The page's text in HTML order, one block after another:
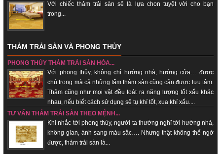
Với chiếc thảm trải sàn sẽ là lựa chon tuyệt vời cho bạn
trong...
THẢM TRẢI SÀN VÀ PHONG THỦY
PHONG THỦY THẢM TRẢI SÀN HÓA...
Với phong thủy, không chỉ hướng nhà, hướng cửa… được
chú trọng mà cả những tấm thảm sàn cũng cần được lưu tâm.
Thảm cũng như mọi vật đều toát ra năng lượng tốt xấu khác
nhau, nếu biết cách sử dụng sẽ tụ khí tốt, xua khí xấu....
TƯ VẤN THẢM TRẢI SÀN THEO MỆNH...
Khi nhắc tới phong thủy, người ta thường nghĩ tới hướng nhà,
không gian, ánh sang màu sắc…. Nhưng thật không thể ngờ
được, thảm trải sàn là...